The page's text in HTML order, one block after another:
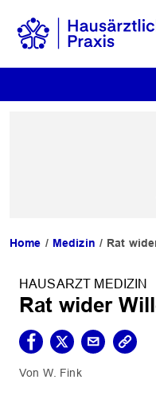
Home Medizin Rat
HAUSARZT MEDIZIN
Rat wider
W. Fink